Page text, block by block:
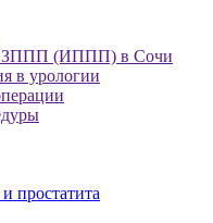
ЗППП (ИППП) в Сочи
в урологии
простатита